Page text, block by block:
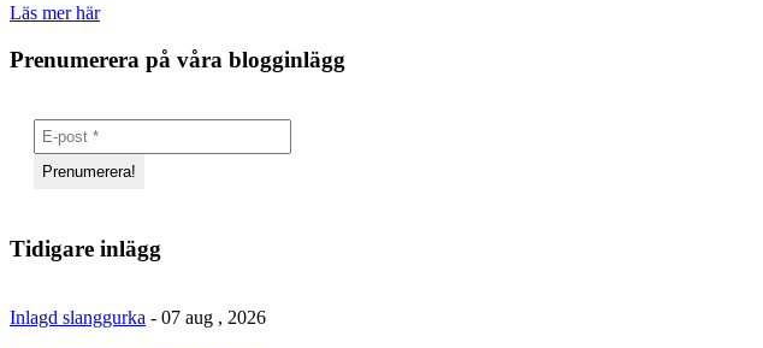
Läs mer här
Prenumerera på våra blogginlägg
Tidigare inlägg
Inlagd slanggurka - 07 aug , 2026